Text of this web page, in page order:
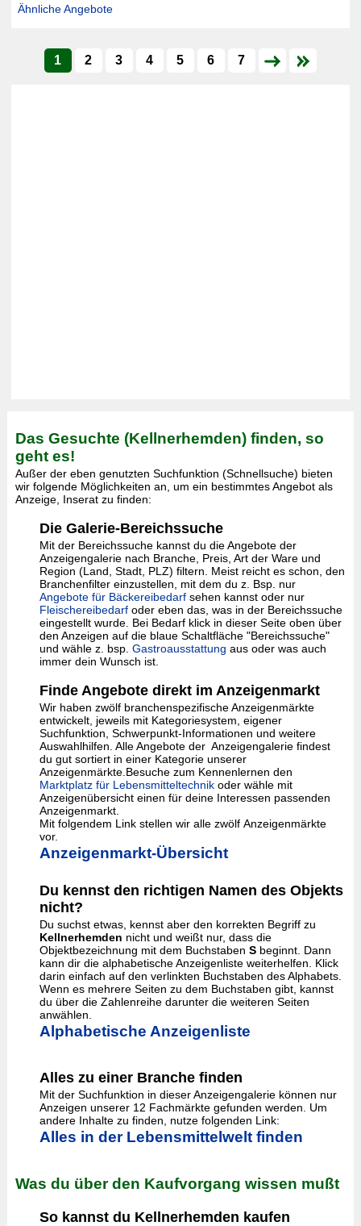
Ähnliche Angebote
1 2 3 4 5 6 7
Das Gesuchte (Kellnerhemden) finden, so
geht es!
Außer der eben genutzten Suchfunktion (Schnellsuche) bieten
wir folgende Möglichkeiten an, um ein bestimmtes Angebot als
Anzeige, Inserat zu finden:
Die Galerie-Bereichssuche
Mit der Bereichssuche kannst du die Angebote der
Anzeigengalerie nach Branche, Preis, Art der Ware und
Region (Land, Stadt, PLZ) filtern. Meist reicht es schon, den
Branchenfilter einzustellen, mit dem du z. Bsp. nur
Angebote für Bäckereibedarfsehen kannst oder nur
Fleischereibedarfoder eben das, was in der Bereichssuche
eingestellt wurde. Bei Bedarf klick in dieser Seite oben über
den Anzeigen auf die blaue Schaltfläche "Bereichssuche"
und wähle z. bsp. Gastroausstattung aus oder was auch
immer dein Wunsch ist.
Finde Angebote direkt im Anzeigenmarkt
Wir haben zwölf branchenspezifische Anzeigenmärkte
entwickelt, jeweils mit Kategoriesystem, eigener
Suchfunktion, Schwerpunkt-Informationen und weitere
Auswahlhilfen. Alle Angebote der Anzeigengalerie findest
du gut sortiert in einer Kategorie unserer
Anzeigenmärkte.Besuche zum Kennenlernen den
Marktplatz für Lebensmitteltechnikoder wähle mit
Anzeigenübersicht einen für deine Interessen passenden
Anzeigenmarkt.
Mit folgendem Link stellen wir alle zwölf Anzeigenmärkte
vor.
Anzeigenmarkt-Übersicht
Du kennst den richtigen Namen des Objekts
nicht?
Du suchst etwas, kennst aber den korrekten Begriff zu
Kellnerhemden nicht und weißt nur, dass die
Objektbezeichnung mit dem Buchstaben Sbeginnt. Dann
kann dir die alphabetische Anzeigenliste weiterhelfen. Klick
darin einfach auf den verlinkten Buchstaben des Alphabets.
Wenn es mehrere Seiten zu dem Buchstaben gibt, kannst
du über die Zahlenreihe darunter die weiteren Seiten
anwählen.
Alphabetische Anzeigenliste
Alles zu einer Branche finden
Mit der Suchfunktion in dieser Anzeigengalerie können nur
Anzeigen unserer 12 Fachmärkte gefunden werden. Um
andere Inhalte zu finden, nutze folgenden Link:
Alles in der Lebensmittelwelt finden
Was du über den Kaufvorgang wissen mußt
So kannst du Kellnerhemden kaufen